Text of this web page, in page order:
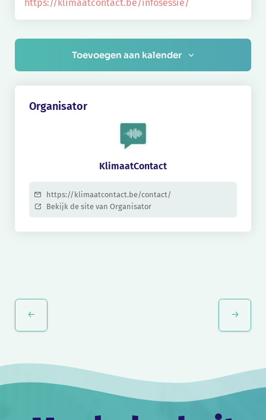
https://klimaatcontact.be/infosessie/
Toevoegen aan kalender
Organisator
KlimaatContact
https://klimaatcontact.be/contact/
Bekijk de site van Organisator
Navigatie